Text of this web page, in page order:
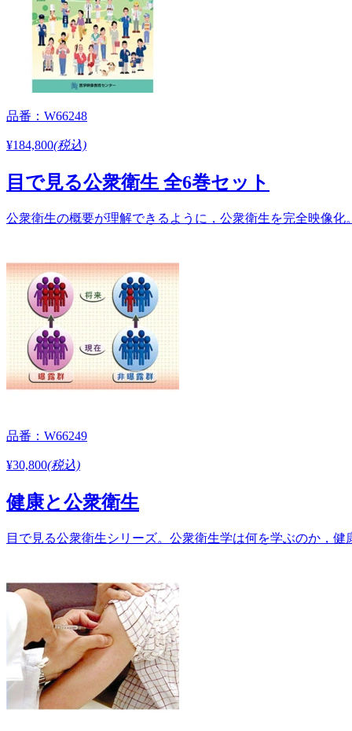
品番：W66248
¥184,800(税込)
目で見る公衆衛生 全6巻セット
公衆衛生の概要が理解できるように，公衆衛生を完全映像化
品番：W66249
¥30,800(税込)
健康と公衆衛生
目で見る公衆衛生シリーズ。公衆衛生学は何を学ぶのか，健